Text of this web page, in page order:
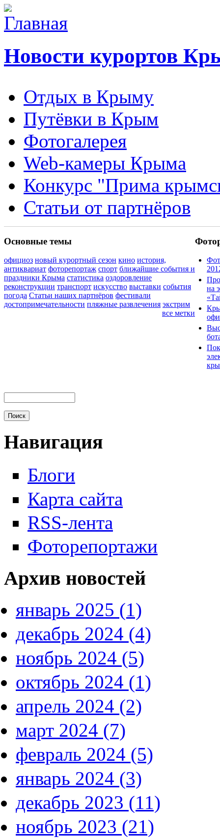
Новости курортов
Отдых в Крыму
Путёвки в Крым
Фотогалерея
Web-камеры Крыма
Конкурс "Прима
Статьи от партнёров
Основные темы
официоз новый курортный сезон кино история,
антиквариат фоторепортаж спорт ближайшие события и
праздники Крыма статистика оздоровление
реконструкции транспорт искусство выставки события
погода Статьи наших партнёров фестивали
достопримечательности пляжные развлечения экстрим
все метки
на
Навигация
Блоги
Карта сайта
RSS-лента
Фоторепортажи
Архив новостей
январь 2025 (1)
декабрь 2024 (4)
ноябрь 2024 (5)
октябрь 2024 (1)
апрель 2024 (2)
март 2024 (7)
февраль 2024 (5)
январь 2024 (3)
декабрь 2023 (11)
ноябрь 2023 (21)